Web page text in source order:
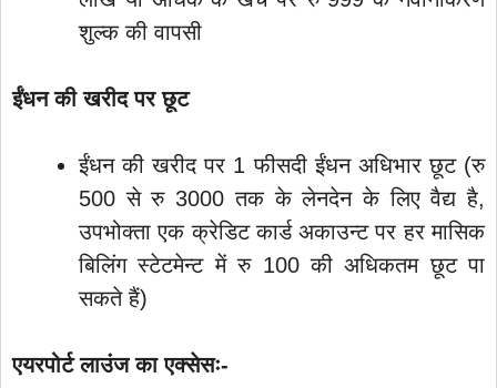
शुल्क की वापसी
ईंधन की खरीद पर छूट
ईंधन की खरीद पर 1 फीसदी ईंधन अधिभार छूट (रु
500 से रु 3000 तक के लेनदेन के लिए वैद्य है,
उपभोक्ता एक क्रेडिट कार्ड अकाउन्ट पर हर मासिक
बिलिंग स्टेटमेन्ट में रु 100 की अधिकतम छूट पा
सकते हैं)
एयरपोर्ट लाउंज का एक्सेसः-